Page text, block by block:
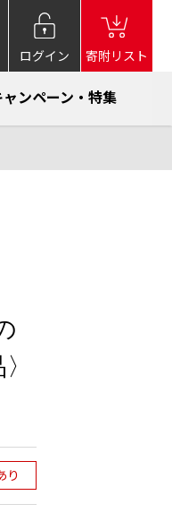
ログイン 寄附リスト
ャンペーン・特集
り